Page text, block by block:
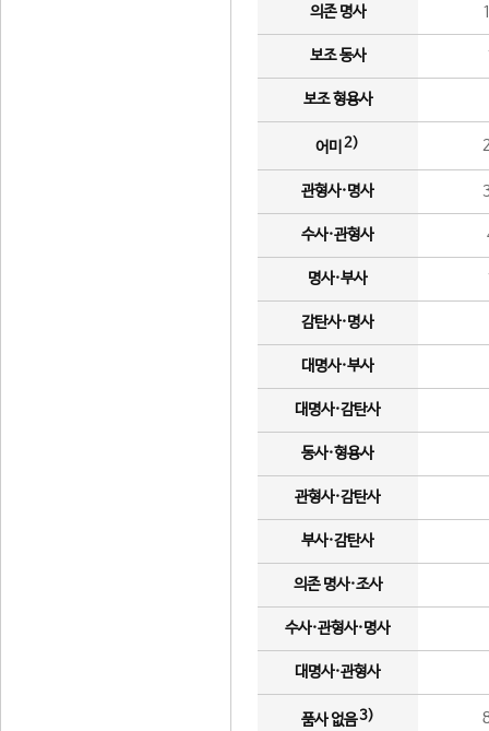
의존 명사
보조 동사
보조 형용사
어미 2)
관형사·명사
수사·관형사
명사·부사
감탄사·명사
대명사·부사
대명사·감탄사
동사·형용사
관형사·감탄사
부사·감탄사
의존 명사·조사
수사·관형사·명사
대명사·관형사
품사 없음3)